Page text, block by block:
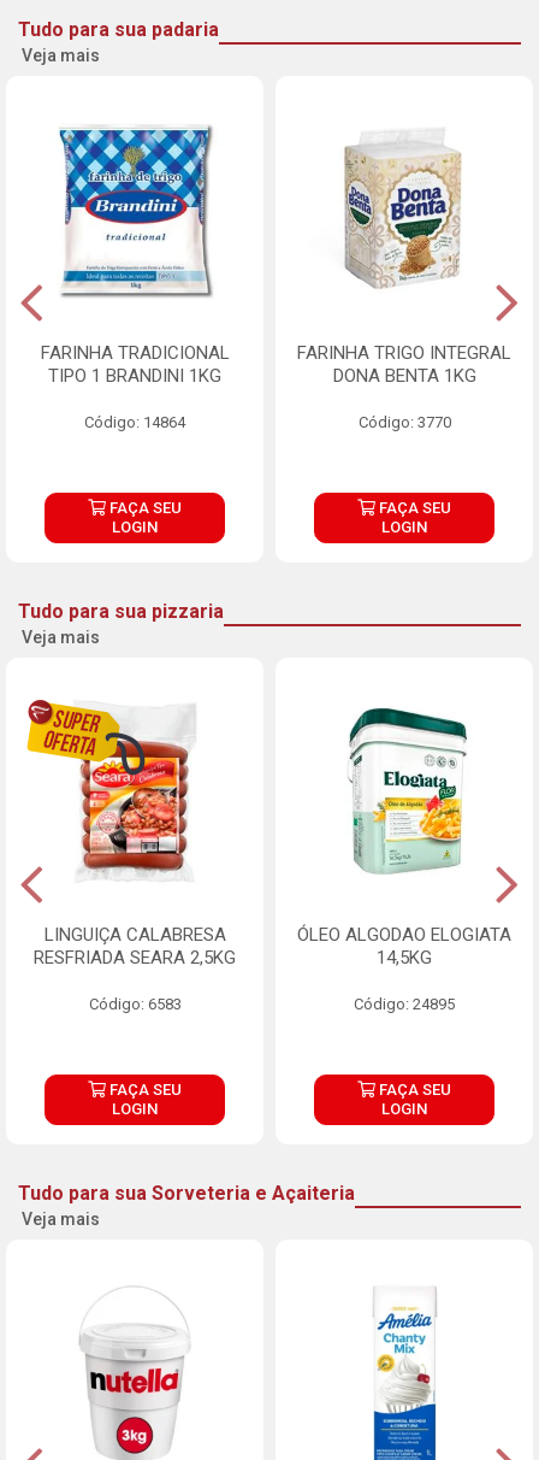
Tudo para sua padaria
Veja mais
FARINHA TRADICIONAL
TIPO 1 BRANDINI 1KG
Código: 14864
FAÇA SEU
LOGIN
FARINHA TRIGO INTEGRAL
DONA BENTA 1KG
Código: 3770
FAÇA SEU
LOGIN
Tudo para sua pizzaria
Veja mais
LINGUIÇA CALABRESA
RESFRIADA SEARA 2,5KG
Código: 6583
FAÇA SEU
LOGIN
ÓLEO ALGODAO ELOGIATA
14,5KG
Código: 24895
FAÇA SEU
LOGIN
Tudo para sua Sorveteria e Açaiteria
Veja mais